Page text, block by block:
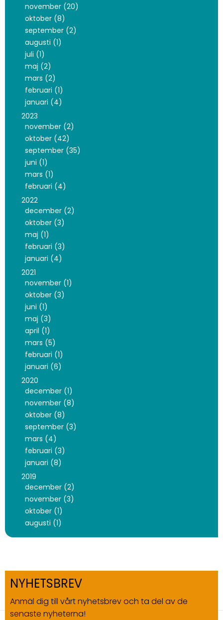
november (20)
oktober (8)
september (2)
augusti (1)
juli (1)
maj (2)
mars (2)
februari (1)
januari (4)
2023
november (2)
oktober (42)
september (35)
juni (1)
mars (1)
februari (4)
2022
december (2)
oktober (3)
maj (1)
februari (3)
januari (4)
2021
november (1)
oktober (3)
juni (1)
maj (3)
april (1)
mars (5)
februari (1)
januari (6)
2020
december (1)
november (8)
oktober (8)
september (3)
mars (4)
februari (3)
januari (8)
2019
december (2)
november (3)
oktober (1)
augusti (1)
NYHETSBREV
Anmäl dig till vårt nyhetsbrev och ta del av de
senaste nyheterna!